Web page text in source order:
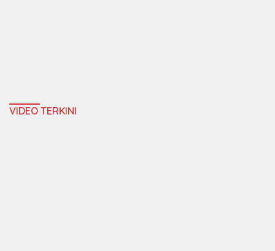
VIDEO TERKINI